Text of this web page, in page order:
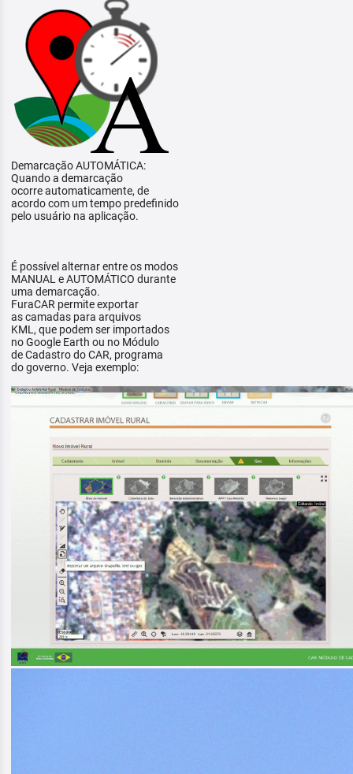
Demarcação AUTOMÁTICA:
Quando a demarcação
ocorre automaticamente, de
acordo com um tempo predefinido
pelo usuário na aplicação.
É possível alternar entre os modos
MANUAL e AUTOMÁTICO durante
uma demarcação.
FuraCAR permite exportar
as camadas para arquivos
KML, que podem ser importados
no Google Earth ou no Módulo
de Cadastro do CAR, programa
do governo. Veja exemplo: